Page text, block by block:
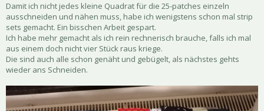
Damit ich nicht jedes kleine Quadrat für die 25-patches einzeln
ausschneiden und nähen muss, habe ich wenigstens schon mal strip
sets gemacht. Ein bisschen Arbeit gespart.
Ich habe mehr gemacht als ich rein rechnerisch brauche, falls ich mal
aus einem doch nicht vier Stück raus kriege.
Die sind auch alle schon genäht und gebügelt, als nächstes gehts
wieder ans Schneiden.